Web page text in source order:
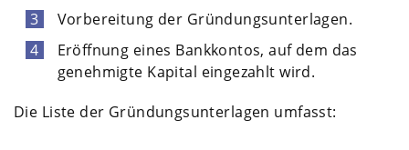
Vorbereitung der Gründungsunterlagen.
Eröffnung eines Bankkontos, auf dem das
genehmigte Kapital eingezahlt wird.
Die Liste der Gründungsunterlagen umfasst: